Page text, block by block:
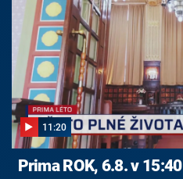
11:20
Prima ROK, 6.8. v 15:40